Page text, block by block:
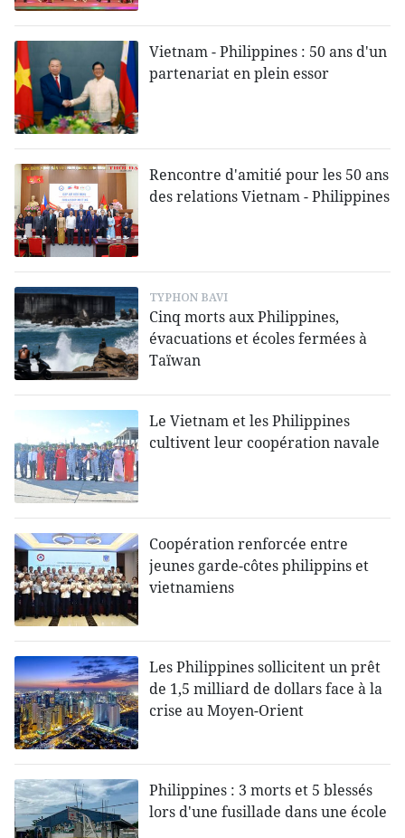
Vietnam - Philippines : 50 ans d'un
partenariat en plein essor
Rencontre d'amitié pour les 50 ans
des relations Vietnam - Philippines
TYPHON BAVI
Cinq morts aux Philippines,
évacuations et écoles fermées à
Taïwan
Le Vietnam et les Philippines
cultivent leur coopération navale
Coopération renforcée entre
jeunes garde-côtes philippins et
vietnamiens
Les Philippines sollicitent un prêt
de 1,5 milliard de dollars face à la
crise au Moyen-Orient
Philippines : 3 morts et 5 blessés
lors d'une fusillade dans une école